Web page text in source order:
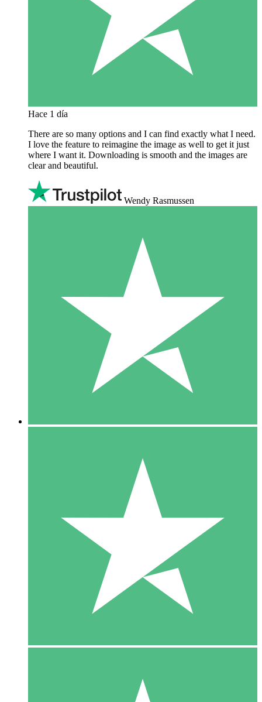
Hace 1 día
There are so many options and I can find exactly what I need.
I love the feature to reimagine the image as well to get it just
where I want it. Downloading is smooth and the images are
clear and beautiful.
Wendy Rasmussen